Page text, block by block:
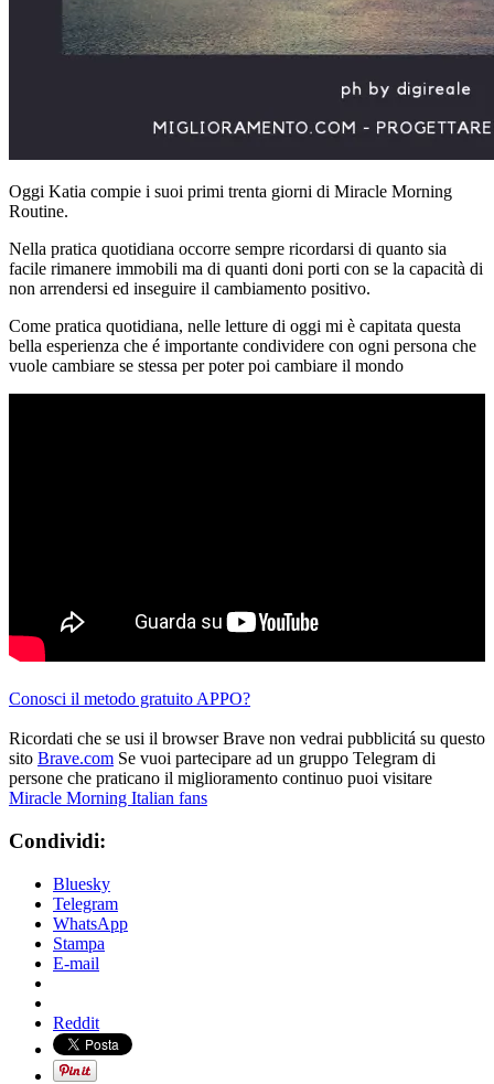
Oggi Katia compie i suoi primi trenta giorni di Miracle Morning
Routine.
Nella pratica quotidiana occorre sempre ricordarsi di quanto sia
facile rimanere immobili ma di quanti doni porti con se la capacità di
non arrendersi ed inseguire il cambiamento positivo.
Come pratica quotidiana, nelle letture di oggi mi è capitata questa
bella esperienza che é importante condividere con ogni persona che
vuole cambiare se stessa per poter poi cambiare il mondo
Conosci il metodo gratuito APPO?
Ricordati che se usi il browser Brave non vedrai pubblicitá su questo
sito Brave.com Se vuoi partecipare ad un gruppo Telegram di
persone che praticano il miglioramento continuo puoi visitare
Miracle Morning Italian fans
Condividi:
Bluesky
Telegram
WhatsApp
Stampa
E-mail
Reddit